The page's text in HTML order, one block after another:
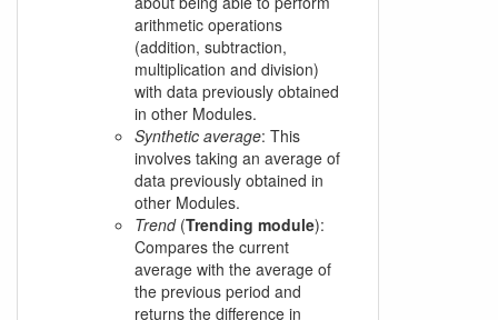
arithmetic operations
(addition, subtraction,
multiplication and division)
with data previously obtained
in other Modules.
Synthetic average: This
involves taking an average of
data previously obtained in
other Modules.
Trend(Trending module):
Compares the current
average with the average of
the previous period and
returns the difference in